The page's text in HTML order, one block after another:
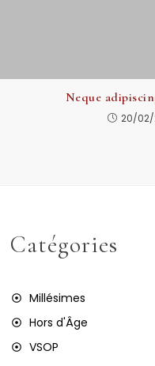
Neque
20/02/
Catégories
Millésimes
Hors d'Âge
VSOP